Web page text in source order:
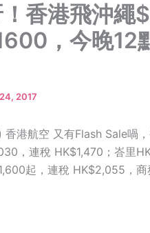
！香港飛沖
，今晚12
2017
港航空 又有Flash Sale喎
，連稅 HK$1,470；峇里
起，連稅 HK$2,055，